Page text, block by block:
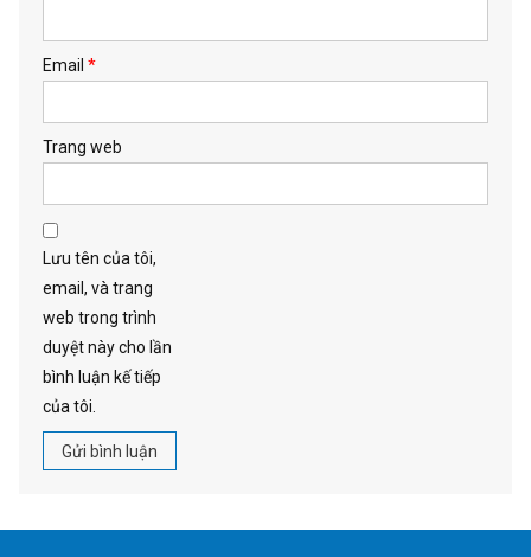
Email *
Trang web
Lưu tên của tôi,
email, và trang
web trong trình
duyệt này cho lần
bình luận kế tiếp
của tôi.